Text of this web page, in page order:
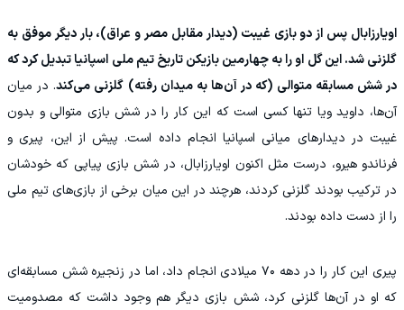
اویارزابال پس از دو بازی غیبت (دیدار مقابل مصر و عراق)، بار دیگر موفق به
گلزنی شد. این گل او را به چهارمین بازیکن تاریخ تیم ملی اسپانیا تبدیل کرد که
در شش مسابقه متوالی (که در آن‌ها به میدان رفته) گلزنی می‌کند. در میان
آن‌ها، داوید ویا تنها کسی است که این کار را در شش بازی متوالی و بدون
غیبت در دیدارهای میانی اسپانیا انجام داده است. پیش از این، پیری و
فرناندو هیرو، درست مثل اکنون اویارزابال، در شش بازی پیاپی که خودشان
در ترکیب بودند گلزنی کردند، هرچند در این میان برخی از بازی‌های تیم ملی
را از دست داده بودند.
پیری این کار را در دهه ۷۰ میلادی انجام داد، اما در زنجیره شش مسابقه‌ای
که او در آن‌ها گلزنی کرد، شش بازی دیگر هم وجود داشت که مصدومیت